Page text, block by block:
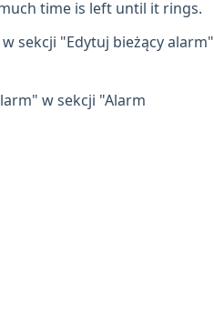
time is left until it rings.
sekcji "Edytuj bieżący alarm"
w sekcji "Alarm